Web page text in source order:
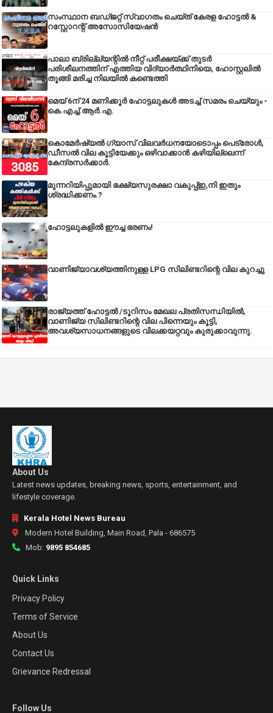
സംസ്ഥാന ബഡ്‌ജറ്റ് സ്വാഗതം ചെയ്ത് കേരള ഹോട്ടൽ &
റസ്റ്റോറന്റ് അസോസിയേഷൻ
പാലാ ബ്രില്ല്യന്റിൽ നീറ്റ് പരീക്ഷയ്ക്ക് തുടർ
പരിശീലനത്തിന് എത്തിയ വിദ്യാർത്ഥിനിയെ, ഹോസ്റ്റലിൽ
തൂങ്ങി മരിച്ച നിലയിൽ കണ്ടെത്തി
മെയ് 6ന് 24 മണിക്കൂർ ഹോട്ടലുകൾ അടച്ച് സമരം ചെയ്യും -
കെ.എച്ച്.ആർ.എ.
കൊമേർഷ്യൽ ഗ്യാസ് വിലവർധനയോടൊപ്പം പെട്രോൾ,
ഡീസല്‍ വില കൂട്ടിയേക്കും ഒഴിവാക്കാന്‍ കഴിയില്ലെന്ന്
കേന്ദ്രസര്‍ക്കാര്‍.
മുന്നറിയിപ്പുമായി ഭക്ഷ്യസുരക്ഷാ വകുപ്പ്ഇ,നി ഇതും
ശ്രദ്ധിക്കണം.?
ഹോട്ടലുകളിൽ ഈച്ച ഭരണം!
വാണിജ്യാവശ്യത്തിനുള്ള LPG സിലിണ്ടറിന്റെ വില കുറച്ചു
രാജ്യത്ത് ഹോട്ടൽ /ടൂറിസം മേഖല പ്രതിസന്ധിയിൽ,
വാണിജ്യ സിലിണ്ടറിന്റെ വില പിന്നെയും കൂട്ടി,
അവശ്യസാധനങ്ങളുടെ വിലക്കയറ്റവും കുരുക്കാവുന്നു.
About Us
Latest news updates, breaking news, sports, entertainment, and
lifestyle coverage.
Kerala Hotel News Bureau
Modern Hotel Building, Main Road, Pala - 686575
Mob: 9895 854685
Quick Links
Privacy Policy
Terms of Service
About Us
Contact Us
Grievance Redressal
Follow Us